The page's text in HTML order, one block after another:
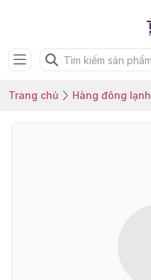
Trang chủ Hàng đông lạnh